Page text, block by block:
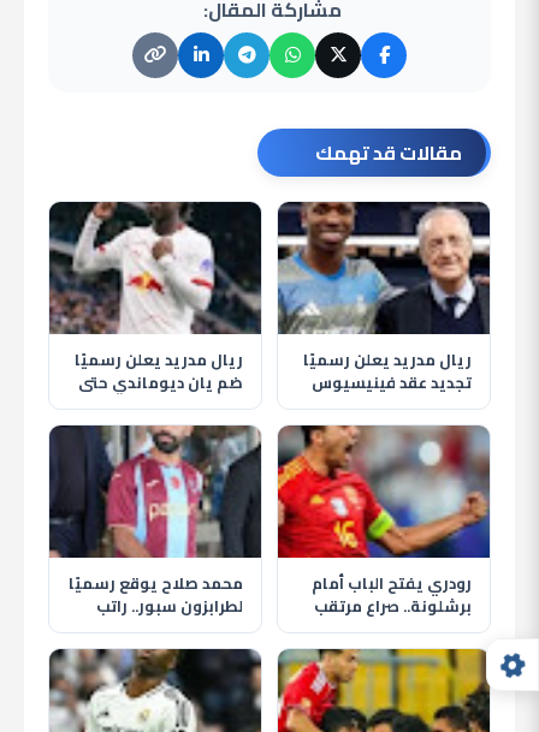
مشاركة المقال:
مقالات قد تهمك
ريال مدريد يعلن رسميًا
تجديد عقد فينيسيوس
جونيور حتى 2032
ريال مدريد يعلن رسميًا
ضم يان ديوماندي حتى
2033 في أغلى صفقة
بتاريخ النادي
رودري يفتح الباب أمام
برشلونة.. صراع مرتقب
مع ريال مدريد على نجم
مانشستر سيتي
محمد صلاح يوقع رسميًا
لطرابزون سبور.. راتب
ضخم ومكافآت وعائدات
من المنتجات